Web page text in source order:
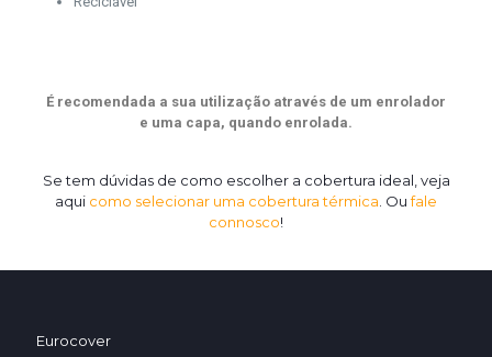
É recomendada a sua utilização através de um enrolador
e uma capa, quando enrolada.
Se tem dúvidas de como escolher a cobertura ideal, veja
aqui como selecionar uma cobertura térmica Oufale
connosco!
Eurocover